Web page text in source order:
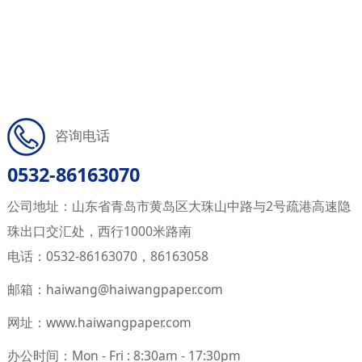
咨询电话
0532-86163070
公司地址：山东省青岛市黄岛区大珠山中路与2号疏港高速隐
珠出口交汇处，西行1000米路南
电话：0532-86163070，86163058
邮箱：haiwang@haiwangpaper.com
网址：www.haiwangpaper.com
办公时间：Mon - Fri : 8:30am - 17:30pm